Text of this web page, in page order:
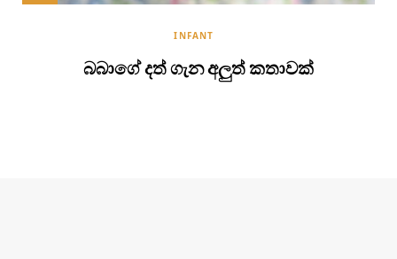
INFANT
බබාගේ දත් ගැන අලුත් කතාවක්